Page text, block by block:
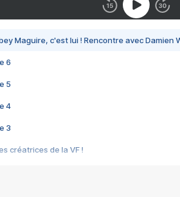
Maguire, c'est lui ! Rencontre avec Damien
6
5
4
3
créatrices de la VF !